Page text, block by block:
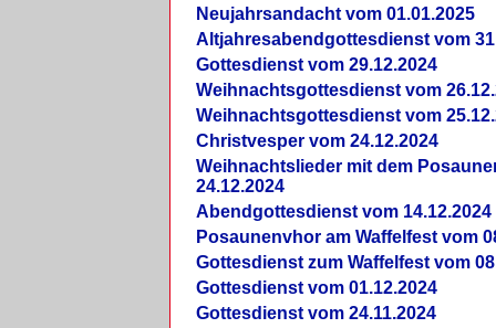
Neujahrsandacht vom 01.01.2025
Altjahresabendgottesdienst vom
Gottesdienst vom 29.12.2024
Weihnachtsgottesdienst vom
Weihnachtsgottesdienst vom
Christvesper vom 24.12.2024
Weihnachtslieder mit dem
24.12.2024
Abendgottesdienst vom 14.12.2024
Posaunenvhor am Waffelfest vom
Gottesdienst zum Waffelfest vom
Gottesdienst vom 01.12.2024
Gottesdienst vom 24.11.2024